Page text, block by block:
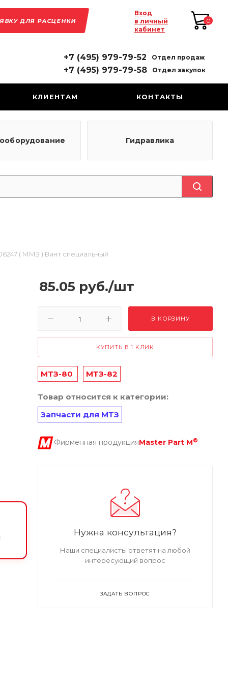
0
Вход
в личный
кабинет
ДЛЯ РАСЦЕНКИ
+7 (495) 979-79-52 Отдел продаж
+7 (495) 979-79-58 Отдел закупок
КЛИЕНТАМ КОНТАКТЫ
Гидравлика
( ММЗ ) Винт специальный
85.05 руб./шт
В КОРЗИНУ
КУПИТЬ В 1 КЛИК
МТЗ-80 МТЗ-82
Товар относится к категории:
Запчасти для МТЗ
Фирменная продукцияMaster Part M®
Нужна консультация?
Наши специалисты ответят на любой
интересующий вопрос
ЗАДАТЬ ВОПРОС